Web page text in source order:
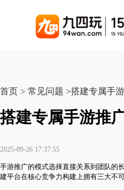
手游联运系统
千款游戏任意运营
页游联运系统
快速启动，无须下载在线即玩
手游列表
页游列表
游戏陪玩系统
变现模式多样(订单、礼物、招
陪玩PC官网
在线点单陪玩，语音聊天室...
首页 > 常见问题 >搭建专属手
搭建专属手游推
2025-09-26 17:37:55
手游推广的模式选择直接关系到团队的
建平台在核心竞争力构建上拥有三大不